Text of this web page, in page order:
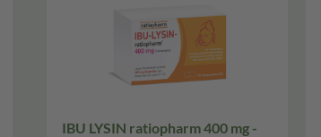
IBU LYSIN ratiopharm 400 mg -